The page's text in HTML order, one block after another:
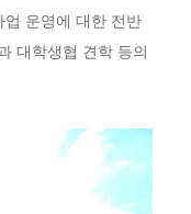
운영에 대한 전반
대학생협 견학 등의